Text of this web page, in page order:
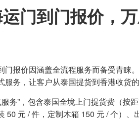
门到门报价，
门报价因涵盖全流程服务而备受青睐
务，让客户从泰国提货到香港收货
务”，包含泰国全境上门提货费（按
50 元 / 件，定制木箱 150 元 / 个）